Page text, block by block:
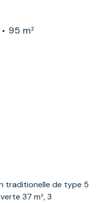
95 m²
traditionelle de type 5
37 m², 3